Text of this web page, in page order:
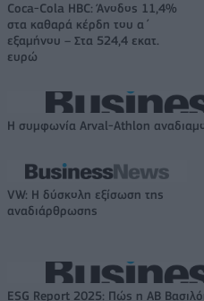
Coca-Cola HBC: Άνοδος 11,4%
στα καθαρά κέρδη του α΄
εξαμήνου – Στα 524,4 εκατ.
ευρώ
Η συμφωνία Arval-Athlon
VW: Η δύσκολη εξίσωση της
αναδιάρθρωσης
ESG Report 2025: Πώς η ΑΒ